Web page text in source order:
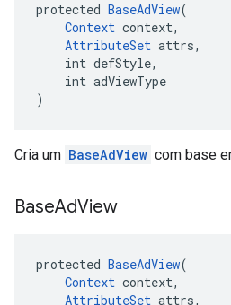
protected BaseAdView(
Context context,
AttributeSet attrs,
int defStyle,
int adViewType
)
Cria um BaseAdView com base
BaseAdView
protected BaseAdView(
Context context,
AttributeSet attrs,